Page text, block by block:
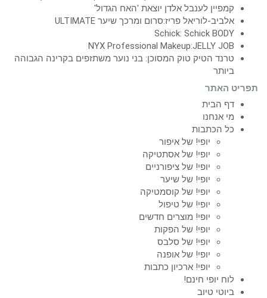
קמפיין לענבל אלדן יוצאת 'האח הגדול'
אלביב-לוריאל פריז:סרום ומרכך שיער ULTIMATE
Schick: Schick BODY
NYX Professional Makeup:JELLY JOB
טרנד הטיק טוק המסוכן: בני נוער משתזפים בקרינה הגבוהה
ביותר
תפריט האתר
דף הבית
מי אנחנו
כל הכתבות
יופי! של איפור
יופי! של אסתטיקה
יופי! של ציפורניים
יופי! של שיער
יופי! של קוסמטיקה
יופי! של טיפול
יופי! מוצרים חדשים
יופי! של הפקות
יופי! של סלבס
יופי! של אופנה
יופי! ארכיון כתבות
לוח יופי חינם!
ביוטי טיוב